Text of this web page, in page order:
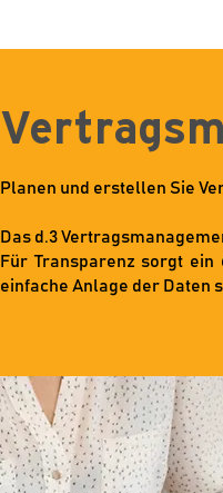
Planen und erstellen Sie
Das d.3
Für Transparenz sorgt ein
einfache Anlage der Daten